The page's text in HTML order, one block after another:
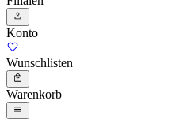
Konto
Wunschlisten
Warenkorb